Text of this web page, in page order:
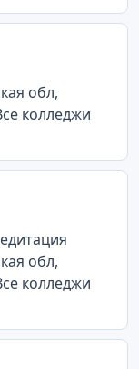
обл,
колледжи
обл,
колледжи